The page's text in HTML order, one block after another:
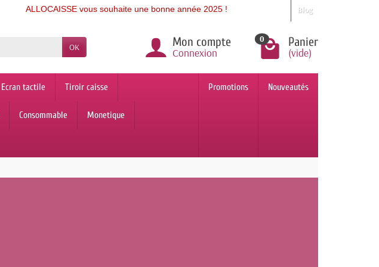
Blog
OK Mon compte
Connexion
0 Panier
(vide)
ALLOCAISSE vous souhaite une bonne année 2025 !
Ecran tactile Tiroir caisse
Consommable Monetique
Promotions Nouveautés